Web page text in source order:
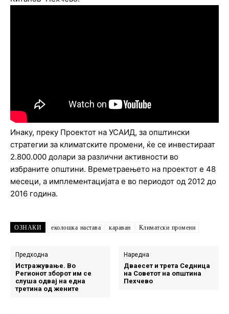
Инаку, преку Проектот на УСАИД, за општински
стратегии за климатските промени, ќе се инвестираат
2.800.000 долари за различни активности во
избраните општини. Времетраењето на проектот е 48
месеци, а имплементацијата е во периодот од 2012 до
2016 година.
ОЗНАКИ еколошка настава караван Климатски промени
Предходна
Истражување. Во
Регионот зборот им се
слуша одвај на една
третина од жените
Наредна
Дваесет и трета Седница
на Советот на општина
Пехчево